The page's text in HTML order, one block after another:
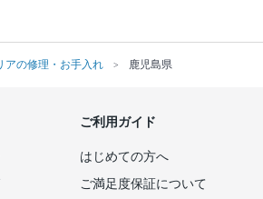
アの修理・お手入れ 鹿児島県
ご利用ガイド
はじめての方へ
ご満足度保証について